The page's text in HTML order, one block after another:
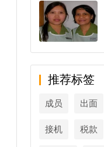
推荐标签
成员 出面
接机 税款